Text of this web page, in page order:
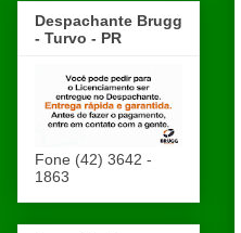
Despachante Brugg
- Turvo - PR
Fone (42) 3642 -
1863